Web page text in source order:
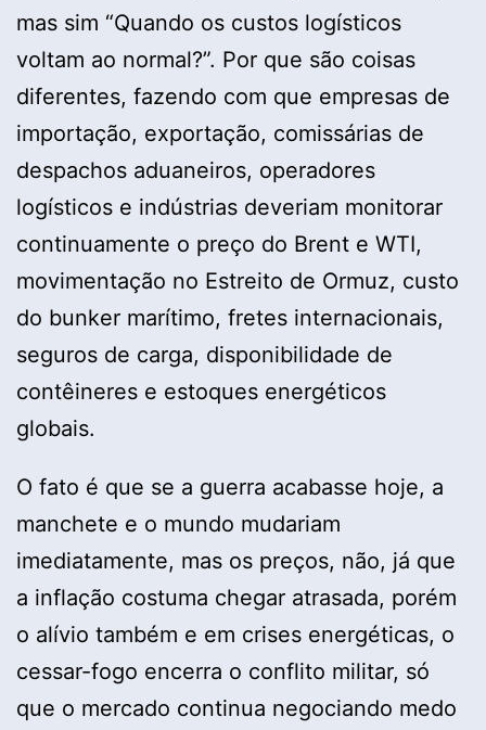
mas sim “Quando os custos logísticos
voltam ao normal?”. Por que são coisas
diferentes, fazendo com que empresas de
importação, exportação, comissárias de
despachos aduaneiros, operadores
logísticos e indústrias deveriam monitorar
continuamente o preço do Brent e WTI,
movimentação no Estreito de Ormuz, custo
do bunker marítimo, fretes internacionais,
seguros de carga, disponibilidade de
contêineres e estoques energéticos
globais.
O fato é que se a guerra acabasse hoje, a
manchete e o mundo mudariam
imediatamente, mas os preços, não, já que
a inflação costuma chegar atrasada, porém
o alívio também e em crises energéticas, o
cessar-fogo encerra o conflito militar, só
que o mercado continua negociando medo